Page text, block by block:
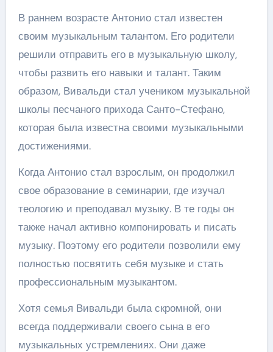
В раннем возрасте Антонио стал известен
своим музыкальным талантом. Его родители
решили отправить его в музыкальную школу,
чтобы развить его навыки и талант. Таким
образом, Вивальди стал учеником музыкальной
школы песчаного прихода Санто-Стефано,
которая была известна своими музыкальными
достижениями.
Когда Антонио стал взрослым, он продолжил
свое образование в семинарии, где изучал
теологию и преподавал музыку. В те годы он
также начал активно компонировать и писать
музыку. Поэтому его родители позволили ему
полностью посвятить себя музыке и стать
профессиональным музыкантом.
Хотя семья Вивальди была скромной, они
всегда поддерживали своего сына в его
музыкальных устремлениях. Они даже